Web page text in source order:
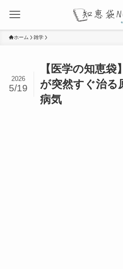
ホーム 雑学
【医学の知恵
が突然すぐ治る
病気
2026
5/19